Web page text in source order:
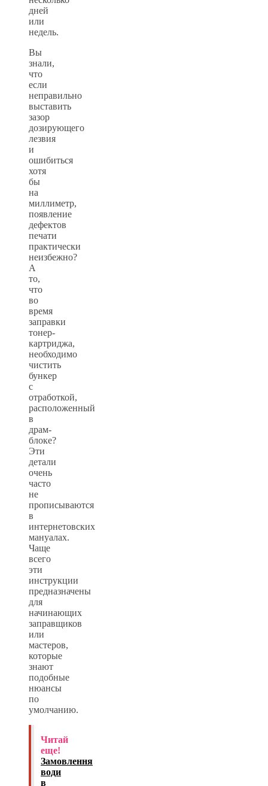
дней
или
недель.
Вы
знали,
что
если
неправильно
выставить
зазор
дозирующего
лезвия
и
ошибиться
хотя
бы
на
миллиметр,
появление
дефектов
печати
практически
неизбежно?
А
то,
что
во
время
заправки
тонер-
картриджа,
необходимо
чистить
бункер
с
отработкой,
расположенный
в
драм-
блоке?
Эти
детали
очень
часто
не
прописываются
в
интернетовских
мануалах.
Чаще
всего
эти
инструкции
предназначены
для
начинающих
заправщиков
или
мастеров,
которые
знают
подобные
нюансы
по
умолчанию.
Читай
еще!
Замовлення
води
в